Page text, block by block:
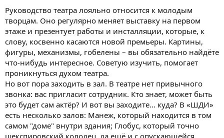
Руководство театра лояльно относится к молодым
творцам. Оно регулярно меняет выставку на первом
этаже и презентует работы и инсталляции, которые, к
слову, косвенно касаются новой премьеры. Картины,
фигуры, механизмы, гобелены – вы обязательно найдёте
что-нибудь интересное. Советую изучить, помогает
проникнуться духом театра.
Но вот пора заходить в зал. В театре нет привычного
звонка: вас пригласит сотрудник. Кто знает, может быть
это будет сам актёр? И вот вы заходите... куда? В «ШДИ»
есть несколько залов: Манеж, который находится в том
самом "доме" внутри здания; Глобус, который точно
шекспировский колодец, да ещё и с опускающейся